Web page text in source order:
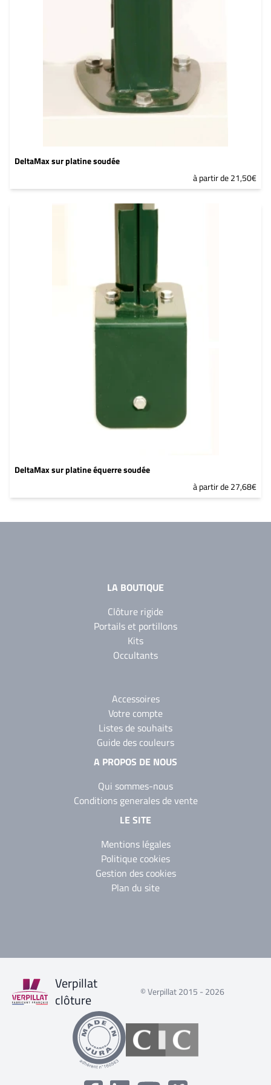
DeltaMax sur platine soudée
à partir de 21,50€
DeltaMax sur platine équerre soudée
à partir de 27,68€
LA BOUTIQUE
Clôture rigide
Portails et portillons
Kits
Occultants
Accessoires
Votre compte
Listes de souhaits
Guide des couleurs
A PROPOS DE NOUS
Qui sommes-nous
Conditions generales de vente
LE SITE
Mentions légales
Politique cookies
Gestion des cookies
Plan du site
Verpillat
clôture
© Verpillat 2015 - 2026